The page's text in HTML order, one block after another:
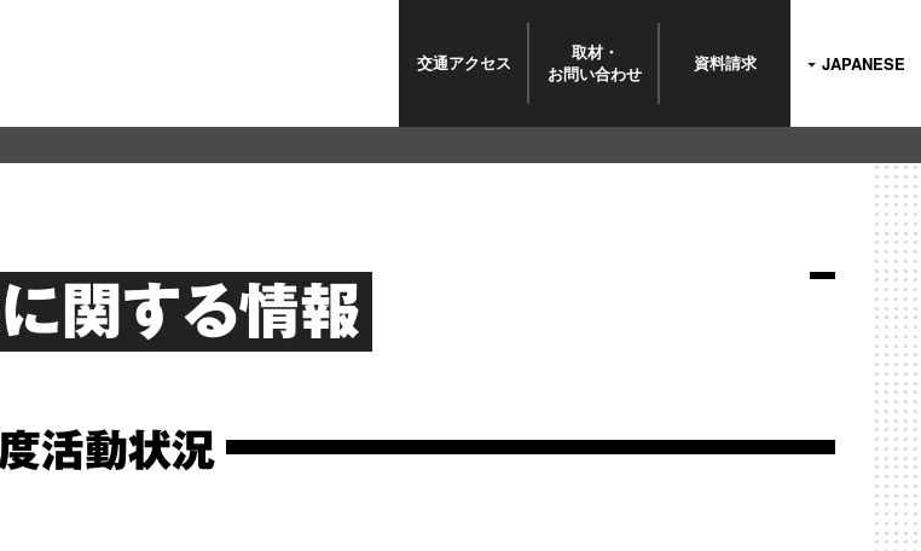
交通アクセス
取材・
お問い合わせ 資料請求 JAPANESE
関する情報
活動状況